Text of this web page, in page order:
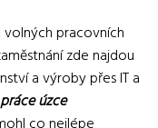
volných pracovních
zde najdou
a výroby přes IT a
úzce